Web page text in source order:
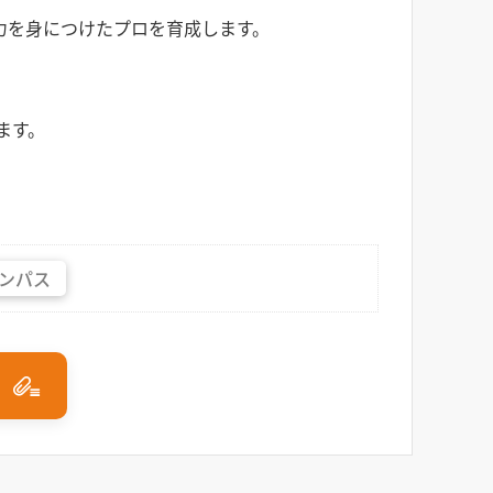
身につけたプロを育成します。
。
パス